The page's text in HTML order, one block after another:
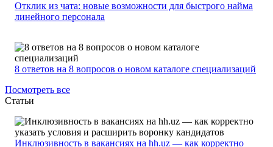
Отклик из чата: новые возможности для быстрого найма
линейного персонала
8 ответов на 8 вопросов о новом каталоге специализаций
Посмотреть все
Статьи
Инклюзивность в вакансиях на hh.uz — как корректно